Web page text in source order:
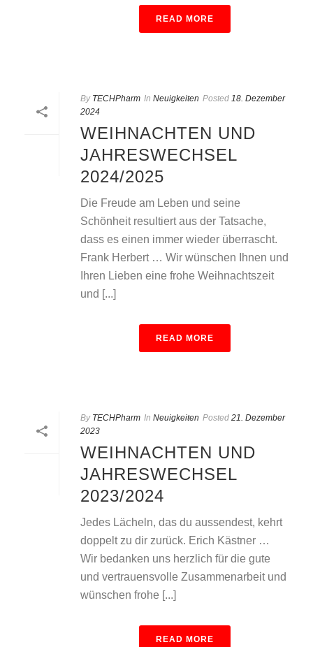
READ MORE
By TECHPharm In Neuigkeiten Posted 18. Dezember
2024
WEIHNACHTEN UND
JAHRESWECHSEL
2024/2025
Die Freude am Leben und seine
Schönheit resultiert aus der Tatsache,
dass es einen immer wieder überrascht.
Frank Herbert … Wir wünschen Ihnen und
Ihren Lieben eine frohe Weihnachtszeit
und [...]
READ MORE
By TECHPharm In Neuigkeiten Posted 21. Dezember
2023
WEIHNACHTEN UND
JAHRESWECHSEL
2023/2024
Jedes Lächeln, das du aussendest, kehrt
doppelt zu dir zurück. Erich Kästner …
Wir bedanken uns herzlich für die gute
und vertrauensvolle Zusammenarbeit und
wünschen frohe [...]
READ MORE